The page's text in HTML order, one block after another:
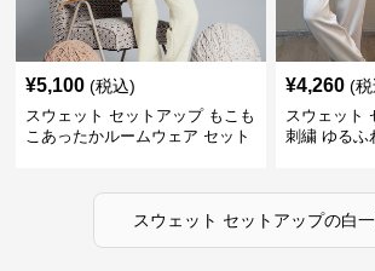
¥5,100 (税込)
スウェット セットアップ もこも
こあったかルームウェア セット
¥4,260 (
スウェット
刺繍 ゆるふ
スウェット セットアップの白